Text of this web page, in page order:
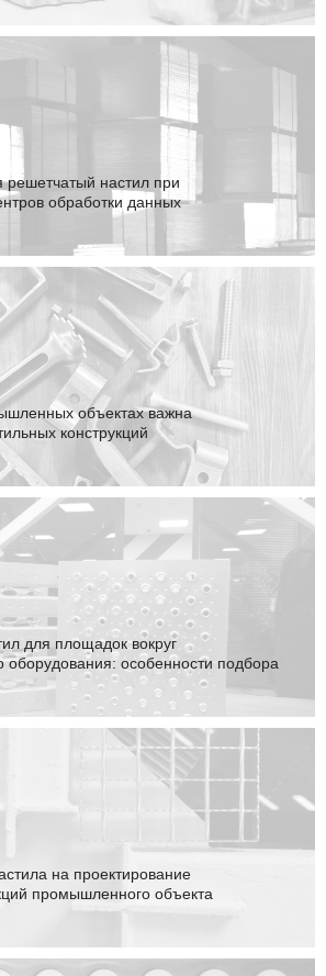
решетчатый настил при
обработки данных
объектах важна
конструкций
для площадок вокруг
оборудования: особенности подбора
на проектирование
промышленного объекта